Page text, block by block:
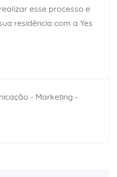
esse processo e
residência com a Yes
- Marketing -